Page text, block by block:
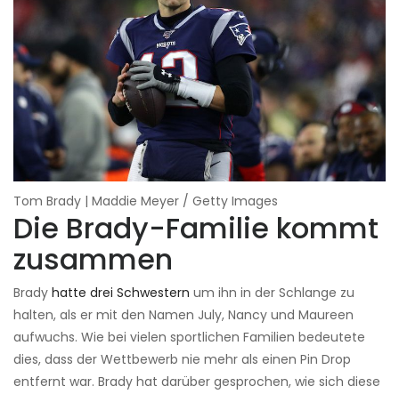
Tom Brady | Maddie Meyer / Getty Images
Die Brady-Familie kommt
zusammen
Brady hatte drei Schwestern um ihn in der Schlange zu
halten, als er mit den Namen July, Nancy und Maureen
aufwuchs. Wie bei vielen sportlichen Familien bedeutete
dies, dass der Wettbewerb nie mehr als einen Pin Drop
entfernt war. Brady hat darüber gesprochen, wie sich diese